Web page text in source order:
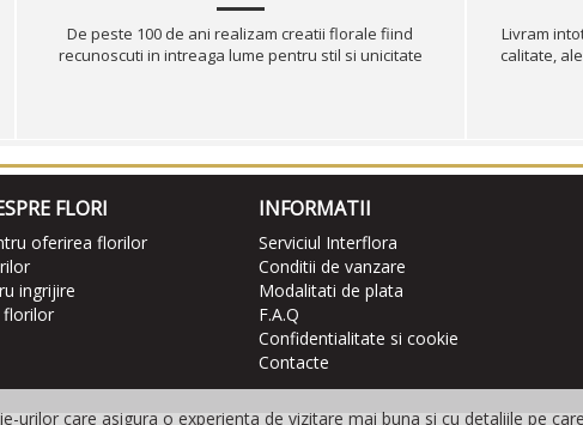
De peste 100 de ani realizam creatii florale fiind
recunoscuti in intreaga lume pentru stil si unicitate
Livram
calitate,
care asigura o experienta de vizitare mai buna si cu detaliile pe
FLORI
oferirea florilor
ingrijire
florilor
INFORMATII
Serviciul Interflora
Conditii de vanzare
Modalitati de plata
F.A.Q
Confidentialitate si cookie
Contacte